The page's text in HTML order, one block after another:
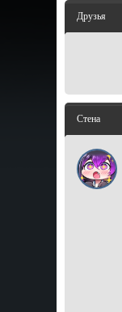
Друзья
Стена